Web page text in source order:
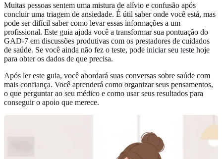
Muitas pessoas sentem uma mistura de alívio e confusão após
concluir uma triagem de ansiedade. É útil saber onde você está, mas
pode ser difícil saber como levar essas informações a um
profissional. Este guia ajuda você a transformar sua pontuação do
GAD-7 em discussões produtivas com os prestadores de cuidados
de saúde. Se você ainda não fez o teste, pode iniciar seu teste hoje
para obter os dados de que precisa.
Após ler este guia, você abordará suas conversas sobre saúde com
mais confiança. Você aprenderá como organizar seus pensamentos,
o que perguntar ao seu médico e como usar seus resultados para
conseguir o apoio que merece.